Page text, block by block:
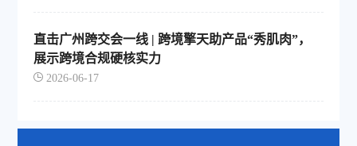
直击广州跨交会一线 | 跨境擎天助产品“秀肌肉”，
展示跨境合规硬核实力
2026-06-17